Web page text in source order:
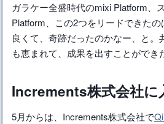
ガラケー全盛時代のmixi Platform、
Platform、この2つをリードできた
良くて、奇跡だったのかなー、と。
も恵まれて、成果を出すことができ
Increments株式会社に
5月からは、Increments株式会社で